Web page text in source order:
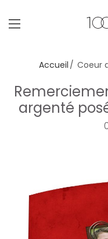
Accueil Coeur
argenté